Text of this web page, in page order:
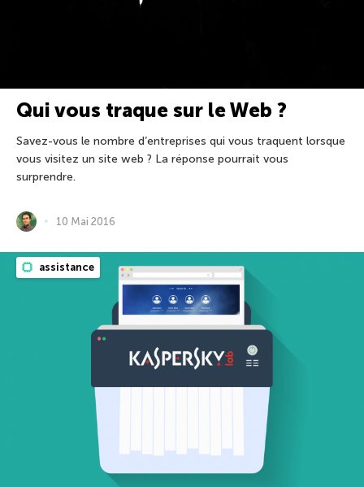
Qui vous traque sur le Web ?
Savez-vous le nombre d’entreprises qui vous traquent lorsque
vous visitez un site web ? La réponse pourrait vous
surprendre.
10 Mai 2016
assistance